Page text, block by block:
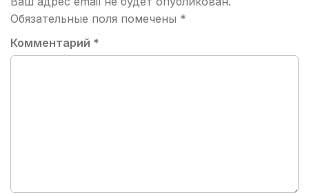
Обязательные поля помечены *
Комментарий *